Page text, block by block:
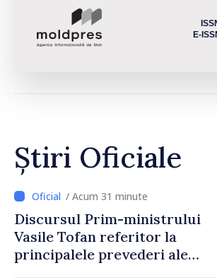
E-
Știri Oficiale
/ Acum 31 minute
Discursul Prim-ministrului
Vasile Tofan referitor la
principalele prevederi ale